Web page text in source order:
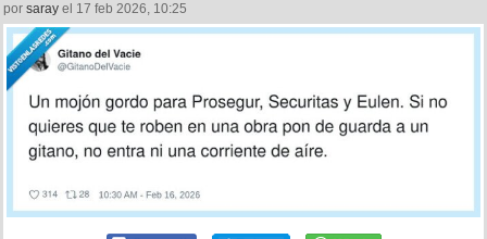
por saray el 17 feb 2026, 10:25